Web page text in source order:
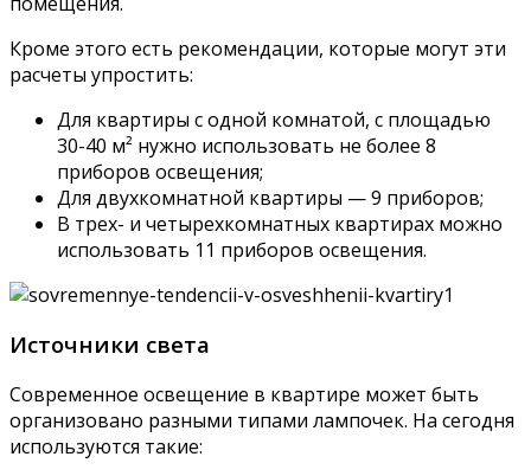
Кроме этого есть рекомендации, которые могут эти
расчеты упростить:
Для квартиры с одной комнатой, с площадью
30-40 м² нужно использовать не более 8
приборов освещения;
Для двухкомнатной квартиры — 9 приборов;
В трех- и четырехкомнатных квартирах можно
использовать 11 приборов освещения.
Источники света
Современное освещение в квартире может быть
организовано разными типами лампочек. На сегодня
используются такие: